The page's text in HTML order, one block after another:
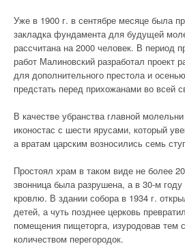
Уже в 1900 г. в сентябре месяце была
закладка фундамента для будущей
рассчитана на 2000 человек. В период
работ Малиновский разработал проект
для дополнительного престола и
предстать перед прихожанами во всей
В качестве убранства главной
иконостас с шести ярусами, который
а вратам царским возносились семь
Простоял храм в таком виде не более
звонница была разрушена, а в 30-м
кровлю. В здании собора в 1934 г.
детей, а чуть позднее церковь
помещения пищеторга, изуродовав
количеством перегородок.